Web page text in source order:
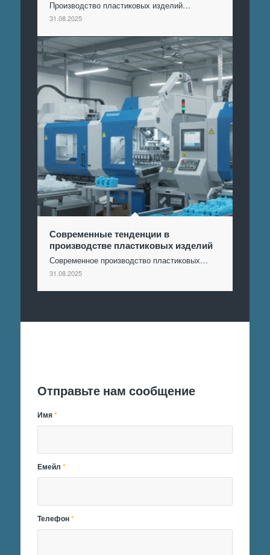
Производство пластиковых изделий…
31.08.2025
Современные тенденции в
производстве пластиковых изделий
Современное производство пластиковых…
31.08.2025
Отправьте нам сообщение
Имя*
Емейл*
Телефон*